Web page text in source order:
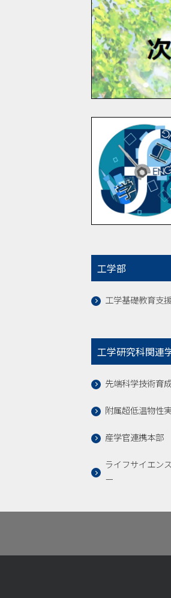
工学部
工学基礎教育支
工学研究科関連
先端科学技術育
附属超低温物性
産学官連携本部
ライフサイエン
ー